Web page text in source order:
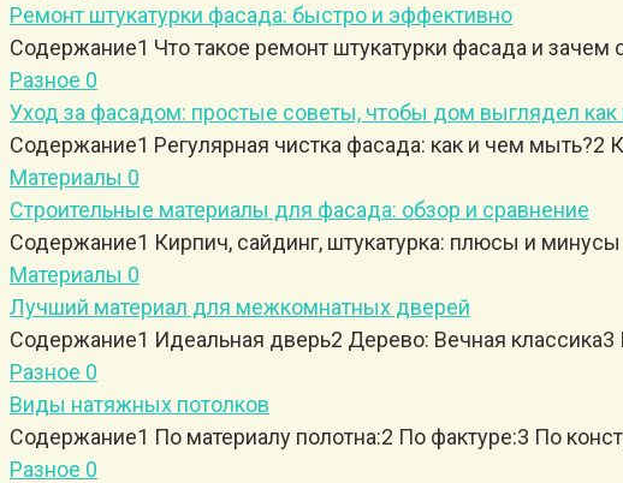
Ремонт штукатурки фасада: быстро и эффективно
Содержание1 Что такое ремонт штукатурки фасада и
Разное 0
Уход за фасадом: простые советы, чтобы дом выглядел
Содержание1 Регулярная чистка фасада: как и чем мыть?2
Материалы 0
Строительные материалы для фасада: обзор и сравнение
Содержание1 Кирпич, сайдинг, штукатурка: плюсы и
Материалы 0
Лучший материал для межкомнатных дверей
Содержание1 Идеальная дверь2 Дерево: Вечная
Разное 0
Виды натяжных потолков
Содержание1 По материалу полотна:2 По фактуре:3 По
Разное 0